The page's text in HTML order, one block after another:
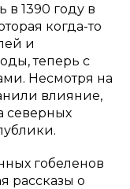
в 1390 году в
когда-то
и
теперь с
Несмотря на
влияние,
северных
гобеленов
рассказы о